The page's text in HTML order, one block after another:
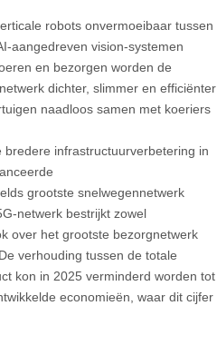
robots onvermoeibaar tussen
aangedreven vision-systemen
en bezorgen worden de
dichter, slimmer en efficiënter
naadloos samen met koeriers
infrastructuurverbetering in
grootste snelwegennetwerk
netwerk bestrijkt zowel
over het grootste bezorgnetwerk
verhouding tussen de totale
kon in 2025 verminderd worden tot
economieën, waar dit cijfer